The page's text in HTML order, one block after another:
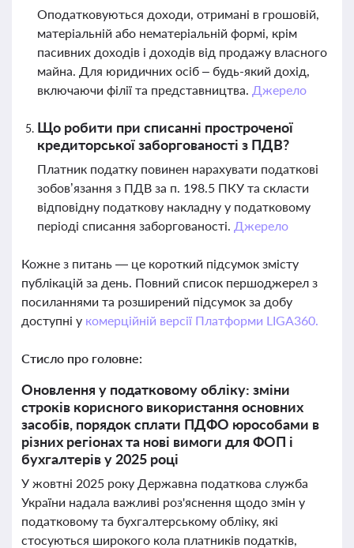
Оподатковуються доходи, отримані в грошовій,
матеріальній або нематеріальній формі, крім
пасивних доходів і доходів від продажу власного
майна. Для юридичних осіб – будь-який дохід,
включаючи філії та представництва. Джерело
Що робити при списанні простроченої
кредиторської заборгованості з ПДВ?
Платник податку повинен нарахувати податкові
зобов’язання з ПДВ за п. 198.5 ПКУ та скласти
відповідну податкову накладну у податковому
періоді списання заборгованості. Джерело
Кожне з питань — це короткий підсумок змісту
публікацій за день. Повний список першоджерел з
посиланнями та розширений підсумок за добу
доступні у комерційній версії Платформи LIGA360.
Стисло про головне:
Оновлення у податковому обліку: зміни
строків корисного використання основних
засобів, порядок сплати ПДФО юрособами в
різних регіонах та нові вимоги для ФОП і
бухгалтерів у 2025 році
У жовтні 2025 року Державна податкова служба
України надала важливі роз'яснення щодо змін у
податковому та бухгалтерському обліку, які
стосуються широкого кола платників податків,